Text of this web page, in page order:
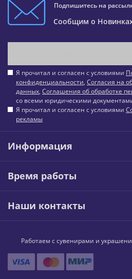
Подпишитесь на
Сообщим о
Я прочитал и согласен с условиями
конфиденциальности, Согласия на
данных, Соглашения об обработке
со всеми юридическими
Я прочитал и согласен с условиями
рекламы
Информация
Время работы
Наши контакты
Работаем с сувенирами и